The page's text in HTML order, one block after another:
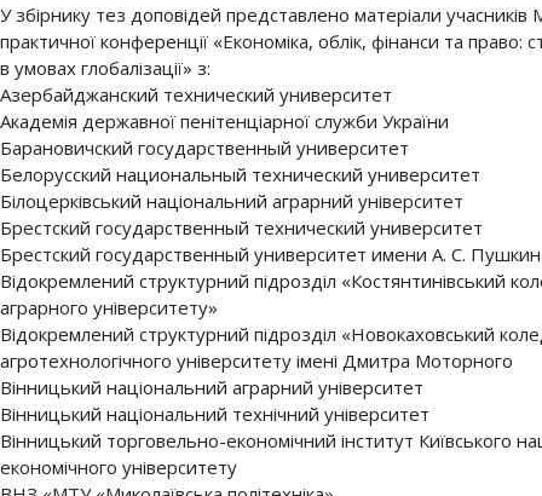
У збірнику тез доповідей представлено матеріали
практичної конференції «Економіка, облік, фінанси та право:
в умовах глобалізації» з:
Азербайджанский технический университет
Академія державної пенітенціарної служби України
Барановичский государственный университет
Белорусский национальный технический университет
Білоцерківський національний аграрний університет
Брестский государственный технический университет
Брестский государственный университет имени А. С.
Відокремлений структурний підрозділ «Костянтинівський
аграрного університету»
Відокремлений структурний підрозділ «Новокаховський
агротехнологічного університету імені Дмитра Моторного
Вінницький національний аграрний університет
Вінницький національний технічний університет
Вінницький торговельно-економічний інститут Київського
економічного університету